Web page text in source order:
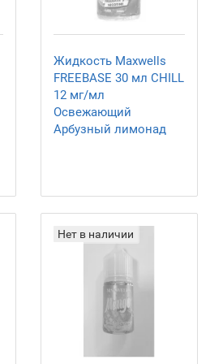
Жидкость Maxwells
FREEBASE 30 мл CHILL
12 мг/мл
Освежающий
Арбузный лимонад
Нет в наличии